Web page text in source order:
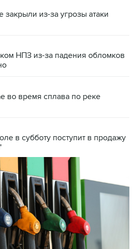
из-за угрозы атаки
НПЗ из-за падения обломков
во время сплава по реке
в субботу поступит в продажу